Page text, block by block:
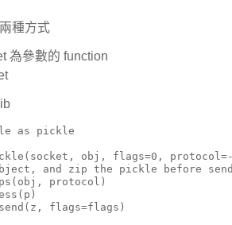
種方式
為參數的 function
as pickle
obj, flags=0,
and zip the pickle before
protocol)
flags=flags)